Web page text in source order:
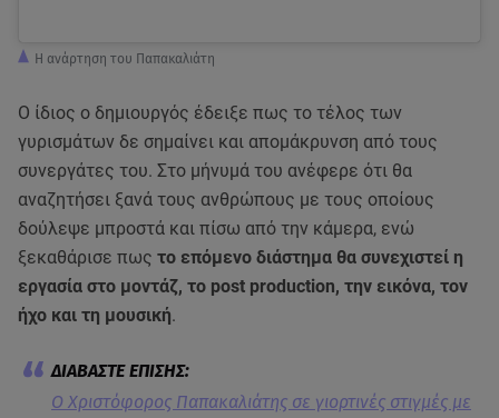
Η ανάρτηση του Παπακαλιάτη
Ο ίδιος ο δημιουργός έδειξε πως το τέλος των
γυρισμάτων δε σημαίνει και απομάκρυνση από τους
συνεργάτες του. Στο μήνυμά του ανέφερε ότι θα
αναζητήσει ξανά τους ανθρώπους με τους οποίους
δούλεψε μπροστά και πίσω από την κάμερα, ενώ
ξεκαθάρισε πως το επόμενο διάστημα θα συνεχιστεί η
εργασία στο μοντάζ, το post production, την εικόνα, τον
ήχο και τη μουσική.
Ο Χριστόφορος Παπακαλιάτης σε γιορτινές στιγμές με